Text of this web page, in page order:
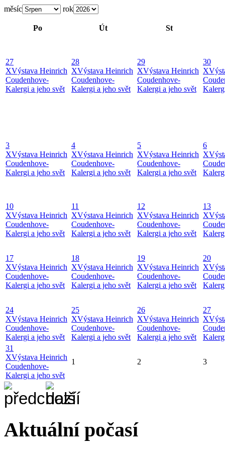
měsíc rok
Po Út St
27
XVýstava Heinrich
Coudenhove-
Kalergi a jeho svět
28
XVýstava Heinrich
Coudenhove-
Kalergi a jeho svět
29
XVýstava Heinrich
Coudenhove-
Kalergi a jeho svět
30
X
3
XVýstava Heinrich
Coudenhove-
Kalergi a jeho svět
4
XVýstava Heinrich
Coudenhove-
Kalergi a jeho svět
5
XVýstava Heinrich
Coudenhove-
Kalergi a jeho svět
6
X
10
XVýstava Heinrich
Coudenhove-
Kalergi a jeho svět
11
XVýstava Heinrich
Coudenhove-
Kalergi a jeho svět
12
XVýstava Heinrich
Coudenhove-
Kalergi a jeho svět
13
X
17
XVýstava Heinrich
Coudenhove-
Kalergi a jeho svět
18
XVýstava Heinrich
Coudenhove-
Kalergi a jeho svět
19
XVýstava Heinrich
Coudenhove-
Kalergi a jeho svět
20
X
24
XVýstava Heinrich
Coudenhove-
Kalergi a jeho svět
25
XVýstava Heinrich
Coudenhove-
Kalergi a jeho svět
26
XVýstava Heinrich
Coudenhove-
Kalergi a jeho svět
27
X
31
XVýstava Heinrich
Coudenhove-
Kalergi a jeho svět
1 2 3
Aktuální počasí